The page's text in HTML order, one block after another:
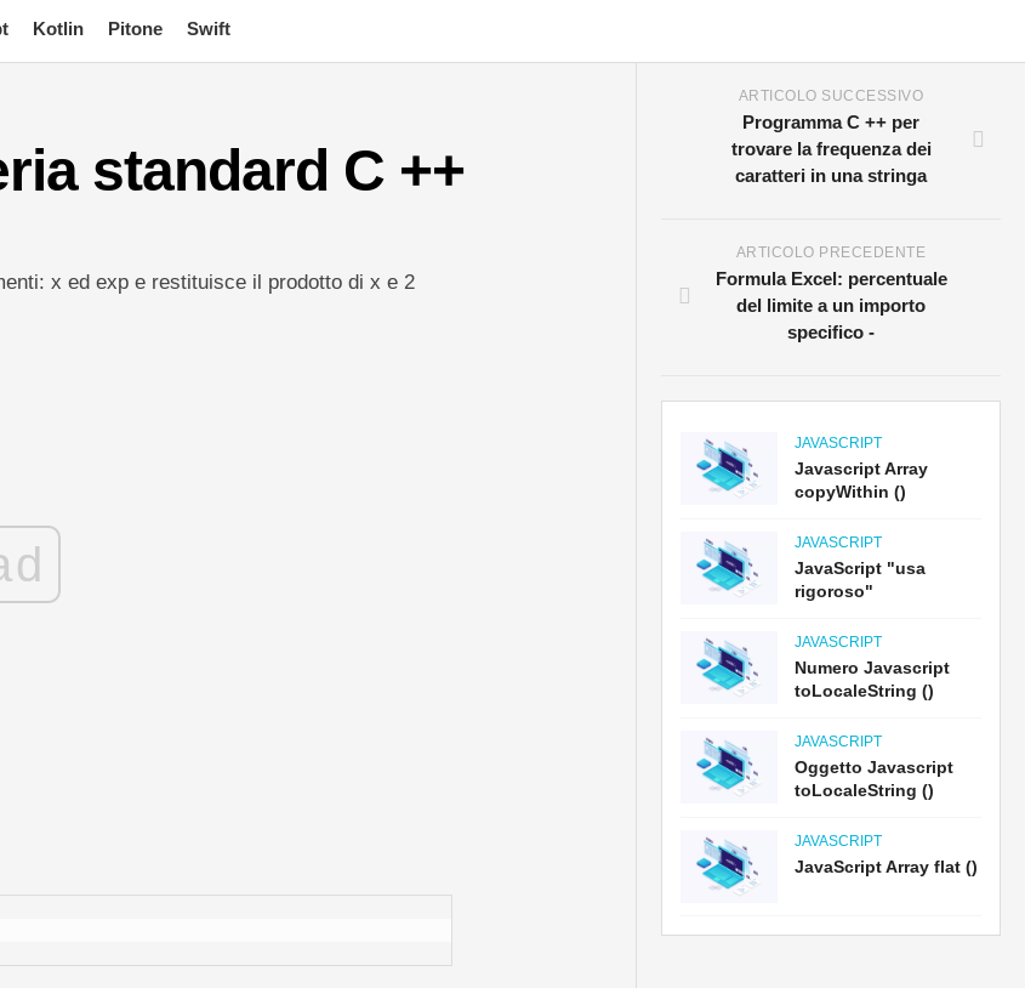
Kotlin Pitone Swift
standard C ++
x ed exp e restituisce il prodotto di x e 2
ARTICOLO SUCCESSIVO
Programma C ++ per
trovare la frequenza dei
caratteri in una stringa
ARTICOLO PRECEDENTE
Formula Excel: percentuale
del limite a un importo
specifico -
JAVASCRIPT
Javascript Array
copyWithin ()
JAVASCRIPT
JavaScript "usa
rigoroso"
JAVASCRIPT
Numero Javascript
toLocaleString ()
JAVASCRIPT
Oggetto Javascript
toLocaleString ()
JAVASCRIPT
JavaScript Array flat ()